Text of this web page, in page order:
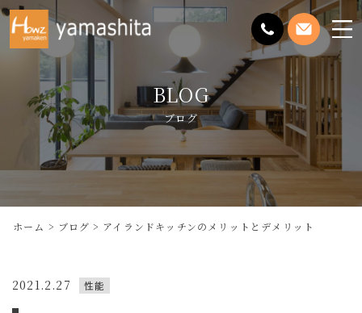
メ
ニ
を
開
く
BLOG
ブログ
ホーム ブログ アイランドキッチンのメリットとデメリット
2021.2.27 性能